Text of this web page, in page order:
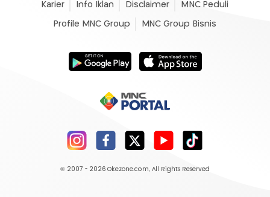
Karier Info Iklan Disclaimer MNC Peduli
Profile MNC Group MNC Group Bisnis
© 2007 - 2026 Okezone.com, All Rights Reserved